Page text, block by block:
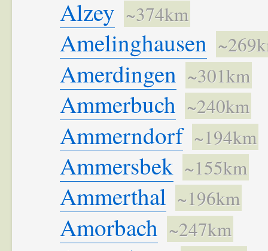
Alzey ~374km
Amelinghausen
Amerdingen ~301km
Ammerbuch ~240km
Ammerndorf ~194km
Ammersbek ~155km
Ammerthal ~196km
Amorbach ~247km